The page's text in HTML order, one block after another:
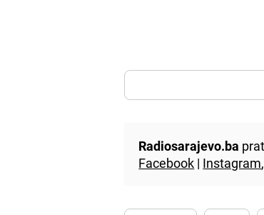
Radiosarajevo.ba
Facebook | Instagram